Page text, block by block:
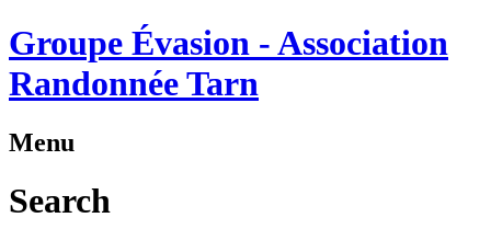
Groupe Évasion - Association
Randonnée Tarn
Menu
Search